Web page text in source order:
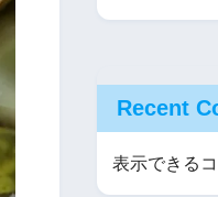
Recent
表示できる